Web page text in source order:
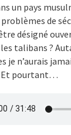
un pays
de
désigné
talibans ?
je n’aurais
Et pourtant…